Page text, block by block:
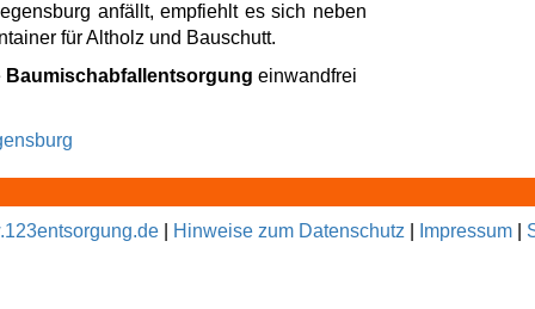
anfällt, empfiehlt es sich neben
für Altholz und Bauschutt.
Baumischabfallentsorgung einwandfrei
| Hinweise zum Datenschutz Impressum|